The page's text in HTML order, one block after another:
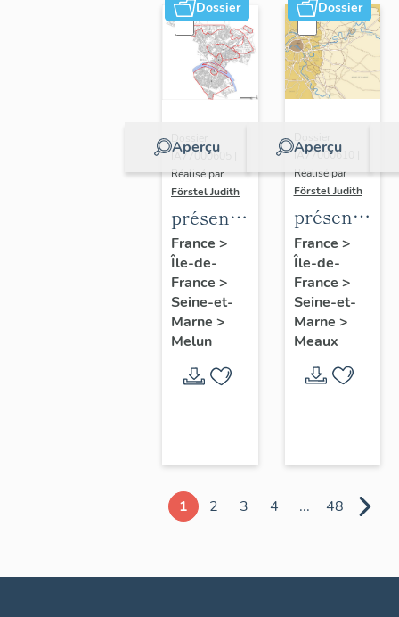
Dossier
Aperçu
IA77000605 |
Réalisé par
Förstel Judith
présentation
de
l'étude
du
patrimoine
de
Melun
France >
Île-de-
France >
Seine-et-
Marne >
Melun
Dossier
Aperçu
IA77000610 |
Réalisé par
Förstel Judith
de
l'étude
du
patrimoine
de
Meaux
France >
Île-de-
France >
Seine-et-
Marne >
Meaux
1 2 3 4 ... 48